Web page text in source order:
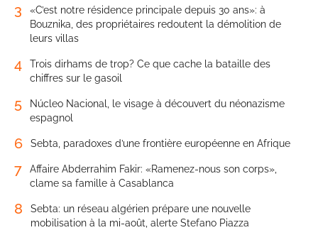
3
«C’est notre résidence principale depuis 30 ans»: à
Bouznika, des propriétaires redoutent la démolition de
leurs villas
4
Trois dirhams de trop? Ce que cache la bataille des
chiffres sur le gasoil
5
Núcleo Nacional, le visage à découvert du néonazisme
espagnol
6 Sebta, paradoxes d’une frontière européenne en Afrique
7
Affaire Abderrahim Fakir: «Ramenez-nous son corps»,
clame sa famille à Casablanca
8
Sebta: un réseau algérien prépare une nouvelle
mobilisation à la mi-août, alerte Stefano Piazza